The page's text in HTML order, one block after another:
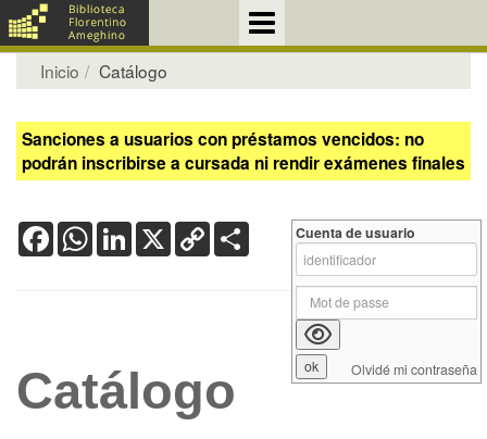
Inicio Catálogo
Sanciones a usuarios con préstamos vencidos: no
podrán inscribirse a cursada ni rendir exámenes finales
FacebookWhatsApp
LinkedIn
X Copy
Link
Catálogo
Cuenta de usuario
Olvidé mi contraseña